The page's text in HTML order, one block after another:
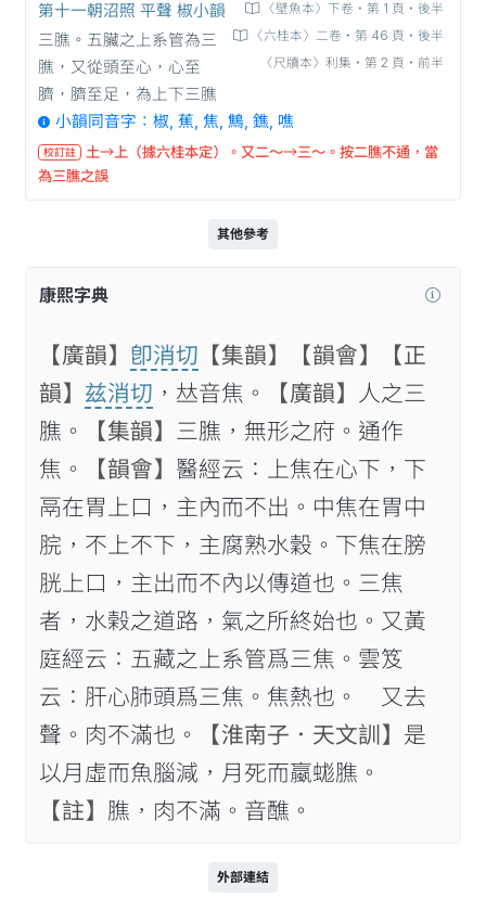
〈壁魚本〉下卷‧第 1 頁‧後半
〈六桂本〉二卷‧第 46 頁‧後半
〈尺牘本〉利集‧第 2 頁‧前半
第十一朝沼照 平聲 椒小韻
三膲。五臟之上系管為三
膲，又從頭至心，心至
臍，臍至足，為上下三膲
小韻同音字：椒, 蕉, 焦, 鷦, 鐎, 噍
校訂註
土→上（據六桂本定）。又二～→三～。按二膲不通，當
為三膲之誤
其他參考
康熙字典
【廣韻】 卽消切 【集韻】 【韻會】
【正
韻】 兹消切 ，𠀤音焦。 【廣韻】 人之三
膲。
【集韻】 三膲，無形之府。通作
焦。
【韻會】 醫經云：上焦在心下，下
鬲在胃上口，主內而不出。中焦在胃中
脘，不上不下，主腐熟水穀。下焦在膀
胱上口，主出而不內以傳道也。三焦
者，水榖之道路，氣之所終始也。又黃
庭經云：五藏之上系管爲三焦。雲笈
云：肝心肺頭爲三焦。焦熱也。 又去
聲。肉不滿也。
【淮南子．天文訓】 是
以月虛而魚腦減，月死而蠃蛖膲。
【註】 膲，肉不滿。音醮。
外部連結